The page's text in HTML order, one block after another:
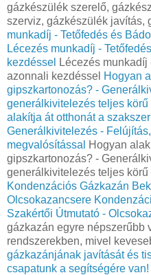
gázkészülék szerelő,
szerviz, gázkészülék javítás,
munkadíj - Tetőfedés és
Lécezés munkadíj -
kezdéssel
Lécezés
azonnali kezdéssel Hogyan
gipszkartonozás? -
generálkivitelezés teljes körű
alakítja át otthonát a
Generálkivitelezés -
megvalósítással
Hogyan
gipszkartonozás? -
generálkivitelezés teljes körű
Kondenzációs Gázkazán
Olcsokazancsere
Szakértői Útmutató -
gázkazán egyre népszerűbb
rendszerekben, mivel
gázkazánjának javítását és
csapatunk a segítségére